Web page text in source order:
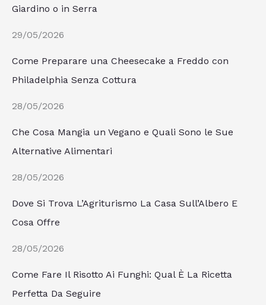
Giardino o in Serra
29/05/2026
Come Preparare una Cheesecake a Freddo con
Philadelphia Senza Cottura
28/05/2026
Che Cosa Mangia un Vegano e Quali Sono le Sue
Alternative Alimentari
28/05/2026
Dove Si Trova L’Agriturismo La Casa Sull’Albero E
Cosa Offre
28/05/2026
Come Fare Il Risotto Ai Funghi: Qual È La Ricetta
Perfetta Da Seguire